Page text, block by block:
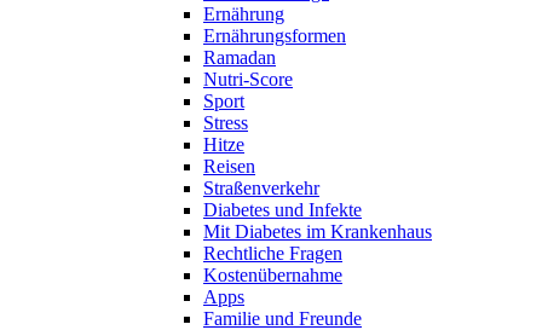
Ernährung
Ernährungsformen
Ramadan
Nutri-Score
Sport
Stress
Hitze
Reisen
Straßenverkehr
Diabetes und Infekte
Mit Diabetes im Krankenhaus
Rechtliche Fragen
Kostenübernahme
Apps
Familie und Freunde